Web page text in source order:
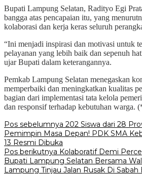
Bupati Lampung Selatan, Radityo Egi
bangga atas pencapaian itu, yang
kolaborasi dan kerja keras seluruh
“Ini menjadi inspirasi dan motivasi untuk
pelayanan yang lebih baik dan sepenuh
ujar Bupati dalam keterangannya.
Pemkab Lampung Selatan menegaskan
memperbaiki dan meningkatkan kualitas
bagian dari implementasi tata kelola
dan responsif terhadap kebutuhan warga.
Navigasi
pos
Pos sebelumnya 202 Siswa dari 28
Pemimpin Masa Depan! PDK SMA
13 Resmi Dibuka
Pos berikutnya Kolaboratif Demi
Bupati Lampung Selatan Bersama
Lampung Tinjau Jalan Rusak Di Sabah